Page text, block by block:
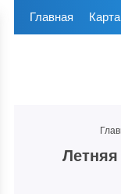
Главная